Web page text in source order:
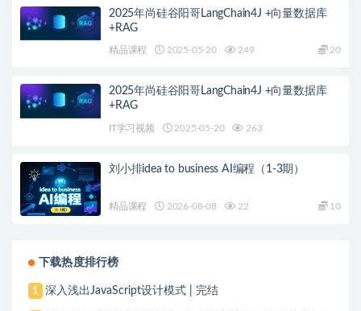
2025年尚硅谷阳哥LangChain4J +向量数据库
+RAG
精品课程 2025-05-20 249 20
2025年尚硅谷阳哥LangChain4J +向量数据库
+RAG
IT学习视频 2025-05-20 263
刘小排idea to business AI编程（1-3期）
精品课程 2026-08-08 22 10
下载热度排行榜
1 深入浅出JavaScript设计模式 | 完结